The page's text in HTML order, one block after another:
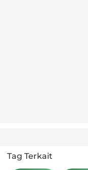
Tag Terkait